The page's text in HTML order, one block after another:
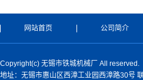
网站首页 公司简介
Copyright(c) 无锡市铁城机械厂 All reserved.
地址：无锡市惠山区西漳工业园西漳路30号